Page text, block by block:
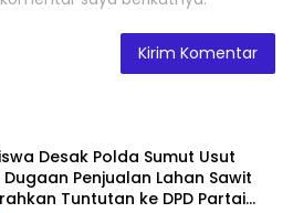
Desak Polda Sumut Usut
Penjualan Lahan Sawit
Tuntutan ke DPD Partai